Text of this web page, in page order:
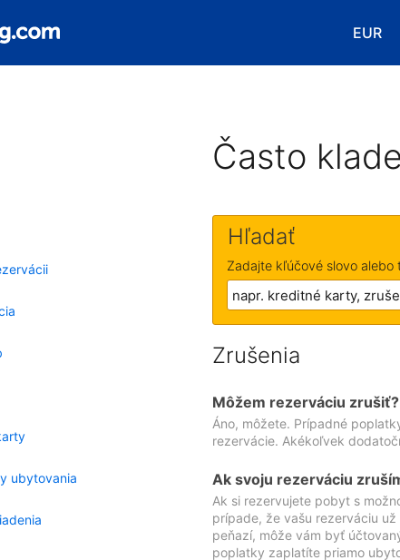
EUR
ubytovania
Často
Hľadať
Zadajte kľúčové slovo alebo
Zrušenia
Môžem rezerváciu zrušiť?
Áno, môžete. Prípadné
rezervácie. Akékoľvek
Ak svoju rezerváciu
Ak si rezervujete pobyt s
prípade, že vašu rezerváciu
peňazí, môže vám byť
poplatky zaplatíte priamo